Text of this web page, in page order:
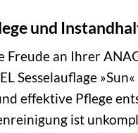
und
Freude an Ihrer
Sesselauflage
effektive Pflege
ist